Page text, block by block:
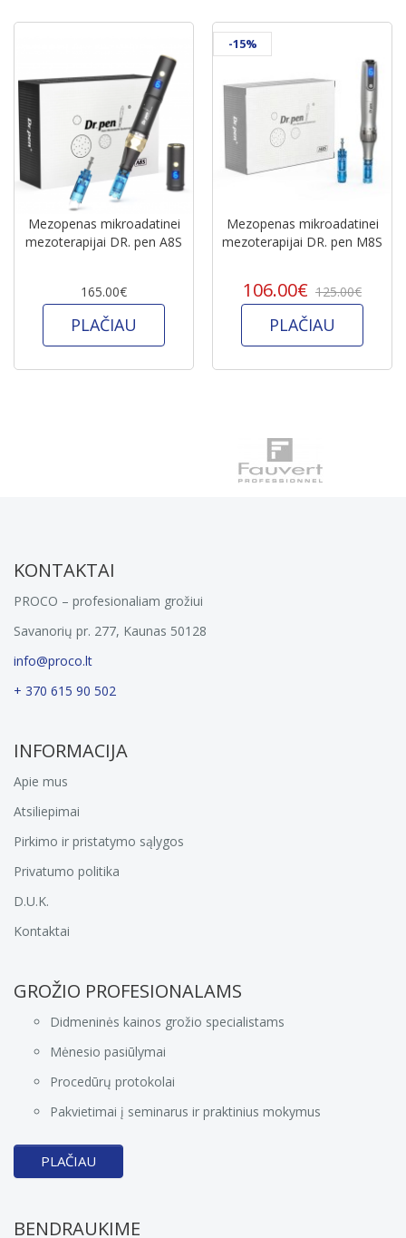
Mezopenas mikroadatinei
mezoterapijai DR. pen A8S
165.00€
PLAČIAU
Mezopenas mikroadatinei
mezoterapijai DR. pen M8S
106.00€ 125.00€
PLAČIAU
-15%
KONTAKTAI
PROCO – profesionaliam grožiui
Savanorių pr. 277, Kaunas 50128
info@proco.lt
+ 370 615 90 502
INFORMACIJA
Apie mus
Atsiliepimai
Pirkimo ir pristatymo sąlygos
Privatumo politika
D.U.K.
Kontaktai
GROŽIO PROFESIONALAMS
Didmeninės kainos grožio specialistams
Mėnesio pasiūlymai
Procedūrų protokolai
Pakvietimai į seminarus ir praktinius mokymus
PLAČIAU
BENDRAUKIME